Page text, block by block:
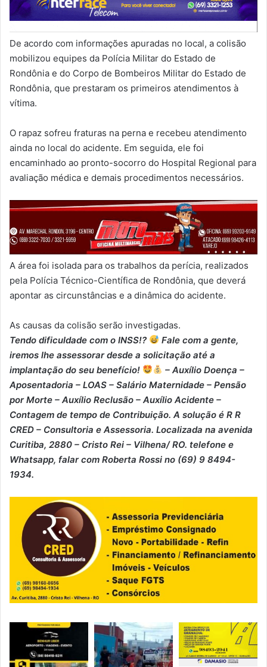
De acordo com informações apuradas no local, a colisão
mobilizou equipes da Polícia Militar do Estado de
Rondônia e do Corpo de Bombeiros Militar do Estado de
Rondônia, que prestaram os primeiros atendimentos à
vítima.
O rapaz sofreu fraturas na perna e recebeu atendimento
ainda no local do acidente. Em seguida, ele foi
encaminhado ao pronto-socorro do Hospital Regional para
avaliação médica e demais procedimentos necessários.
A área foi isolada para os trabalhos da perícia, realizados
pela Polícia Técnico-Científica de Rondônia, que deverá
apontar as circunstâncias e a dinâmica do acidente.
As causas da colisão serão investigadas.
Tendo dificuldade com o INSS!?
Fale com a gente,
iremos lhe assessorar desde a solicitação até a
implantação do seu benefício!
– Auxílio Doença –
⁠Aposentadoria – ⁠LOAS – ⁠Salário Maternidade – ⁠Pensão
por Morte – ⁠Auxílio Reclusão – ⁠Auxílio Acidente –
⁠Contagem de tempo de Contribuição. A solução é R R
CRED – Consultoria e Assessoria. Localizada na avenida
Curitiba, 2880 – Cristo Rei – Vilhena/ RO. telefone e
Whatsapp, falar com Roberta Rossi no (69) 9 8494-
1934.